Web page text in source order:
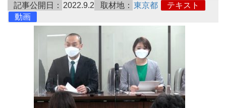
記事公開日： 2022.9.2 取材地： 東京都
テキスト
動画